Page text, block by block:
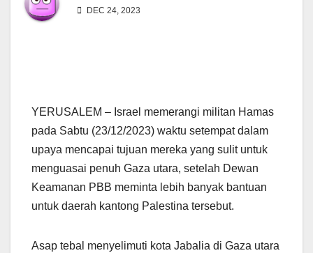
DEC 24, 2023
YERUSALEM – Israel memerangi militan Hamas
pada Sabtu (23/12/2023) waktu setempat dalam
upaya mencapai tujuan mereka yang sulit untuk
menguasai penuh Gaza utara, setelah Dewan
Keamanan PBB meminta lebih banyak bantuan
untuk daerah kantong Palestina tersebut.
Asap tebal menyelimuti kota Jabalia di Gaza utara